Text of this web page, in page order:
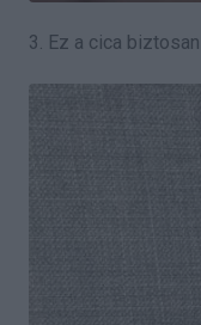
3. Ez a cica